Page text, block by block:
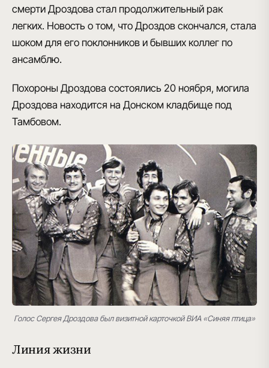
смерти Дроздова стал продолжительный рак
легких. Новость о том, что Дроздов скончался, стала
шоком для его поклонников и бывших коллег по
ансамблю.
Похороны Дроздова состоялись 20 ноября, могила
Дроздова находится на Донском кладбище под
Тамбовом.
Голос Сергея Дроздова был визитной карточкой ВИА «Синяя птица»
Линия жизни